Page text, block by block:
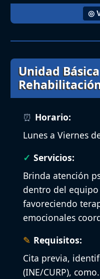
◎
Unidad
Horario:
Lunes a Viernes
Servicios:
Brinda atención
dentro del
favoreciendo
emocionales
Requisitos:
Cita previa,
(INE/CURP),